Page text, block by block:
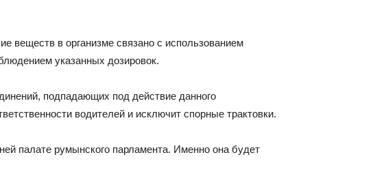
веществ в организме связано с использованием
указанных дозировок.
подпадающих под действие данного
водителей и исключит спорные трактовки.
палате румынского парламента. Именно она будет